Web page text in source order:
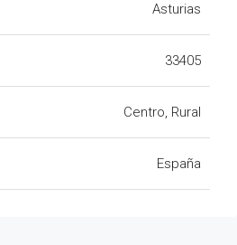
Asturias
33405
Centro, Rural
España